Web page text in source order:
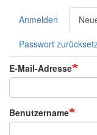
Primary
tabs
Anmelden
Passwort
E-Mail-Adresse
Benutzername